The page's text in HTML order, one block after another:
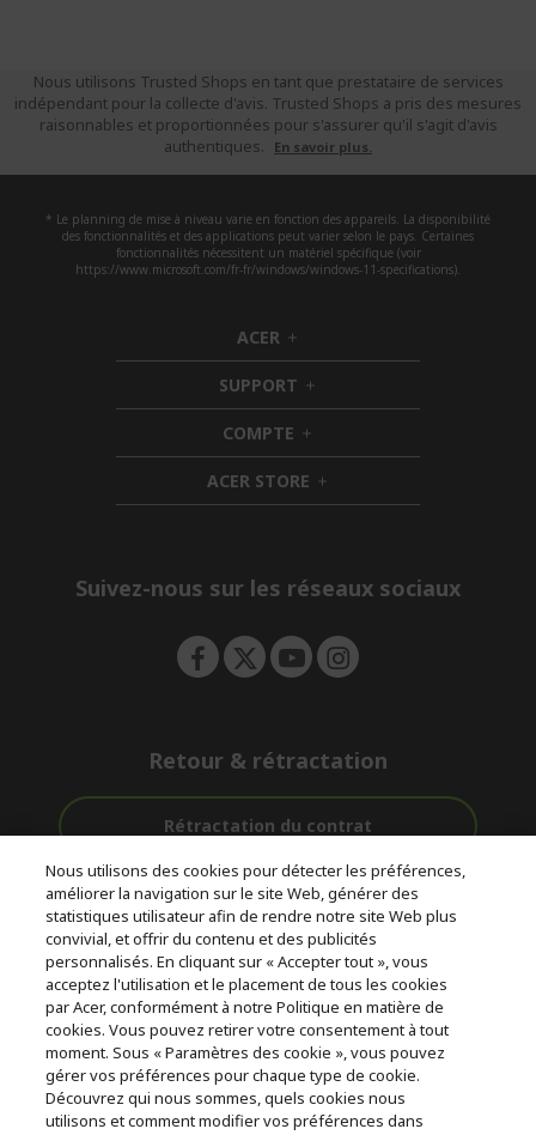
Nous utilisons Trusted Shops en tant que prestataire de services
indépendant pour la collecte d'avis. Trusted Shops a pris des mesures
raisonnables et proportionnées pour s'assurer qu'il s'agit d'avis
authentiques.
En savoir plus.
* Le planning de mise à niveau varie en fonction des appareils. La disponibilité
des fonctionnalités et des applications peut varier selon le pays. Certaines
fonctionnalités nécessitent un matériel spécifique (voir
https://www.microsoft.com/fr-fr/windows/windows-11-specifications).
ACER h
i
d
d
e
n
SUPPORT h
i
d
d
e
n
COMPTE h
i
d
d
ACER STORE h
i
e
Suivez-nous sur les réseaux sociaux
Retour & rétractation
Rétractation du contrat
Livraison
Gratuite
Accompagnement
avant et après-
vente
Avec 0%
D'intérêt
© 2026 Acer Inc.
CPYou BV est le revendeur et marchand agréé pour les produits et
services proposés au sein de ce magasin.
Nous utilisons des cookies pour détecter les préférences,
améliorer la navigation sur le site Web, générer des
statistiques utilisateur afin de rendre notre site Web plus
convivial, et offrir du contenu et des publicités
personnalisés. En cliquant sur « Accepter tout », vous
acceptez l'utilisation et le placement de tous les cookies
par Acer, conformément à notre Politique en matière de
cookies. Vous pouvez retirer votre consentement à tout
moment. Sous « Paramètres des cookie », vous pouvez
gérer vos préférences pour chaque type de cookie.
Découvrez qui nous sommes, quels cookies nous
utilisons et comment modifier vos préférences dans